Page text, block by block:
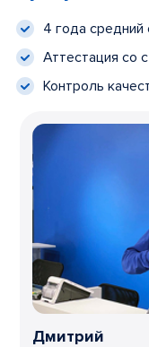
4 года средний
Аттестация со
Контроль
Дмитрий